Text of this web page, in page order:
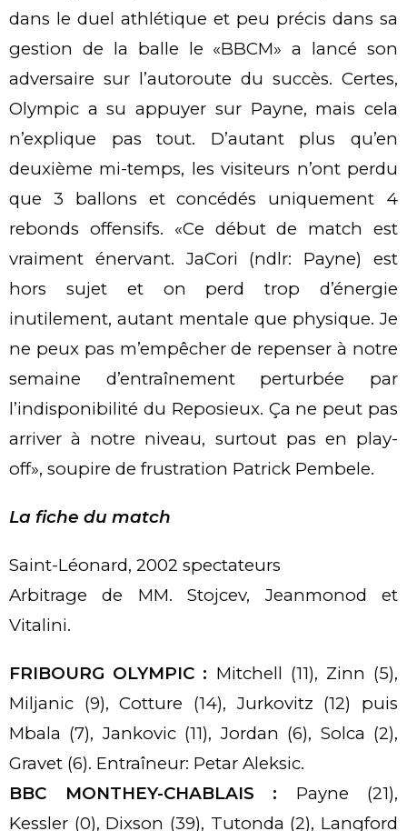
dans le duel athlétique et peu précis dans sa
gestion de la balle le «BBCM» a lancé son
adversaire sur l’autoroute du succès. Certes,
Olympic a su appuyer sur Payne, mais cela
n’explique pas tout. D’autant plus qu’en
deuxième mi-temps, les visiteurs n’ont perdu
que 3 ballons et concédés uniquement 4
rebonds offensifs. «Ce début de match est
vraiment énervant. JaCori (ndlr: Payne) est
hors sujet et on perd trop d’énergie
inutilement, autant mentale que physique. Je
ne peux pas m’empêcher de repenser à notre
semaine d’entraînement perturbée par
l’indisponibilité du Reposieux. Ça ne peut pas
arriver à notre niveau, surtout pas en play-
off», soupire de frustration Patrick Pembele.
La fiche du match
Saint-Léonard, 2002 spectateurs
Arbitrage de MM. Stojcev, Jeanmonod et
Vitalini.
FRIBOURG OLYMPIC : Mitchell (11), Zinn (5),
Miljanic (9), Cotture (14), Jurkovitz (12) puis
Mbala (7), Jankovic (11), Jordan (6), Solca (2),
Gravet (6). Entraîneur: Petar Aleksic.
BBC MONTHEY-CHABLAIS : Payne (21),
Kessler (0), Dixson (39), Tutonda (2), Langford